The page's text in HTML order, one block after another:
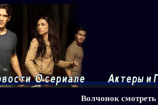
Волчонок